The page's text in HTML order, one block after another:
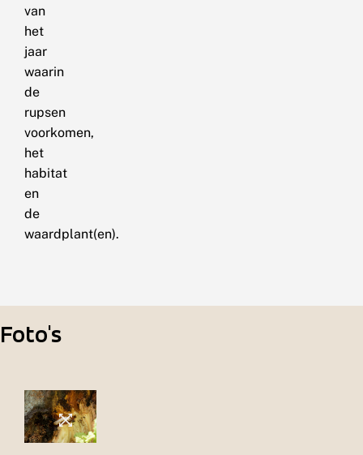
van
het
jaar
waarin
de
rupsen
voorkomen,
het
habitat
en
de
waardplant(en).
Foto's